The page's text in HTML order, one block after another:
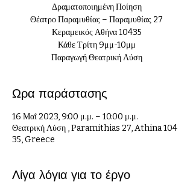
Δραματοποιημένη Ποίηση
Θέατρο Παραμυθίας – Παραμυθίας 27
Κεραμεικός Αθήνα 10435
Κάθε Τρίτη 9μμ-10μμ
Παραγωγή Θεατρική Λύση
Ωρα παράστασης
16 Μαΐ 2023, 9:00 μ.μ. – 10:00 μ.μ.
Θεατρική Λύση , Paramithias 27, Athina 104
35, Greece
Λίγα λόγια για το έργο